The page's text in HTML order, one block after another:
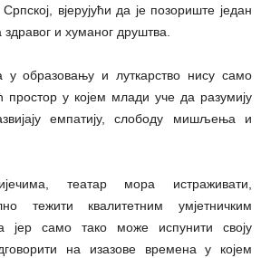
вјерујући да је позориште један
здравог и хуманог друштва.
у образовању и луткарство нису само
простор у којем млади уче да разумију
емпатију, слободу мишљења и
театар мора истраживати,
тежити квалитетним умјетничким
јер само тако може испунити своју
на изазове времена у којем